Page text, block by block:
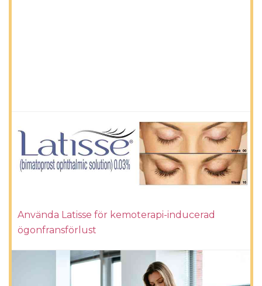
Använda Latisse för kemoterapi-inducerad
ögonfransförlust